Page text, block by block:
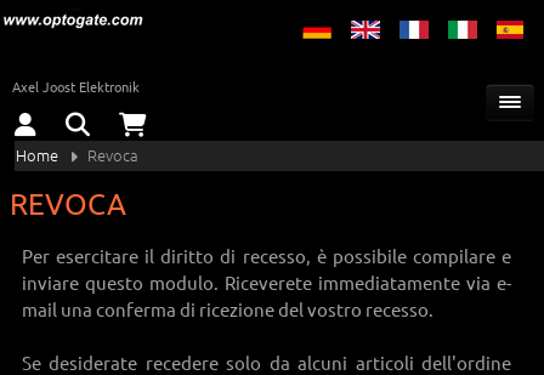
Axel Joost Elektronik
Home Revoca
REVOCA
Per esercitare il diritto di recesso, è possibile compilare e
inviare questo modulo. Riceverete immediatamente via e-
mail una conferma di ricezione del vostro recesso.
Se desiderate recedere solo da alcuni articoli dell'ordine